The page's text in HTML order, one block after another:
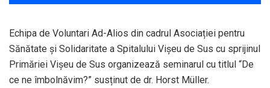
Echipa de Voluntari Ad-Alios din cadrul Asociației pentru
Sănătate și Solidaritate a Spitalului Vișeu de Sus cu sprijinul
Primăriei Vișeu de Sus organizează seminarul cu titlul “De
ce ne îmbolnăvim?” susținut de dr. Horst Müller.